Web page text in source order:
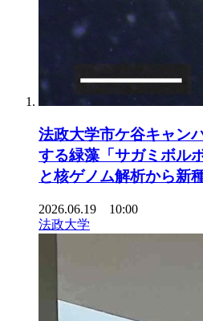
法政大学市ケ谷キャン
する緑藻「サガミボル
と核ゲノム解析から新
2026.06.19 10:00
法政大学